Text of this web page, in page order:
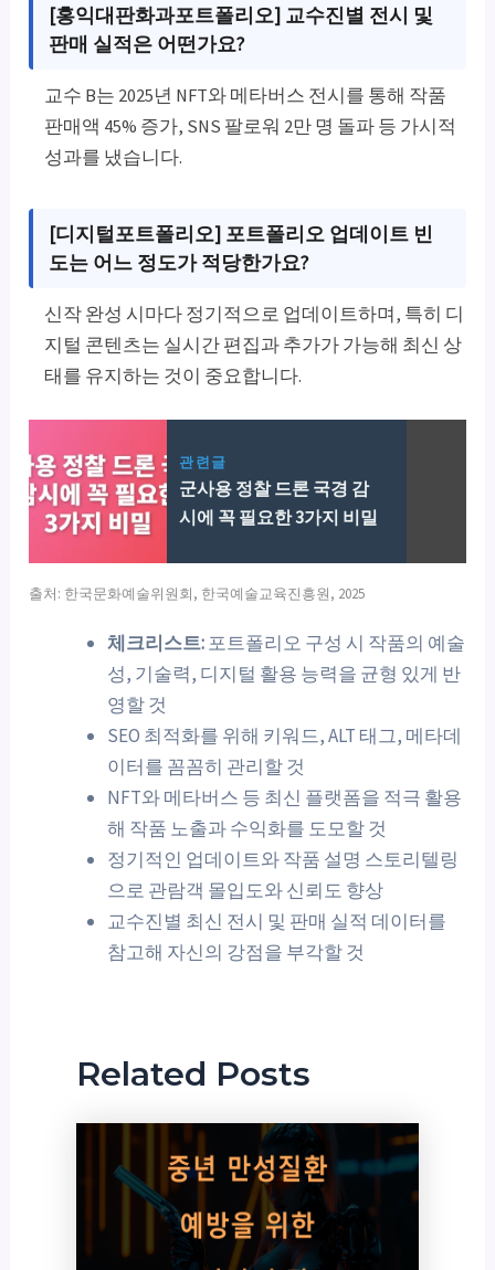
[홍익대판화과포트폴리오] 교수진별 전시 및
판매 실적은 어떤가요?
교수 B는 2025년 NFT와 메타버스 전시를 통해 작품
판매액 45% 증가, SNS 팔로워 2만 명 돌파 등 가시적
성과를 냈습니다.
[디지털포트폴리오] 포트폴리오 업데이트 빈
도는 어느 정도가 적당한가요?
신작 완성 시마다 정기적으로 업데이트하며, 특히 디
지털 콘텐츠는 실시간 편집과 추가가 가능해 최신 상
태를 유지하는 것이 중요합니다.
관련글
군사용 정찰 드론 국경 감
시에 꼭 필요한 3가지 비밀
출처: 한국문화예술위원회, 한국예술교육진흥원, 2025
체크리스트:포트폴리오 구성 시 작품의 예술
성, 기술력, 디지털 활용 능력을 균형 있게 반
영할 것
SEO 최적화를 위해 키워드, ALT 태그, 메타데
이터를 꼼꼼히 관리할 것
NFT와 메타버스 등 최신 플랫폼을 적극 활용
해 작품 노출과 수익화를 도모할 것
정기적인 업데이트와 작품 설명 스토리텔링
으로 관람객 몰입도와 신뢰도 향상
교수진별 최신 전시 및 판매 실적 데이터를
참고해 자신의 강점을 부각할 것
Related Posts